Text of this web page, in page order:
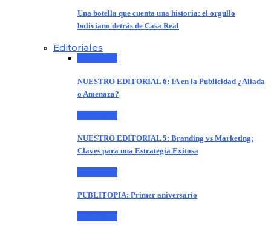
Una botella que cuenta una historia: el orgullo
boliviano detrás de Casa Real
Editoriales
NUESTRO EDITORIAL 6: IA en la Publicidad ¿Aliada
o Amenaza?
NUESTRO EDITORIAL 5: Branding vs Marketing:
Claves para una Estrategia Exitosa
PUBLITOPIA: Primer aniversario